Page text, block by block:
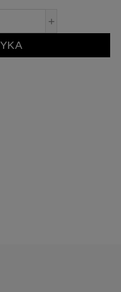
+